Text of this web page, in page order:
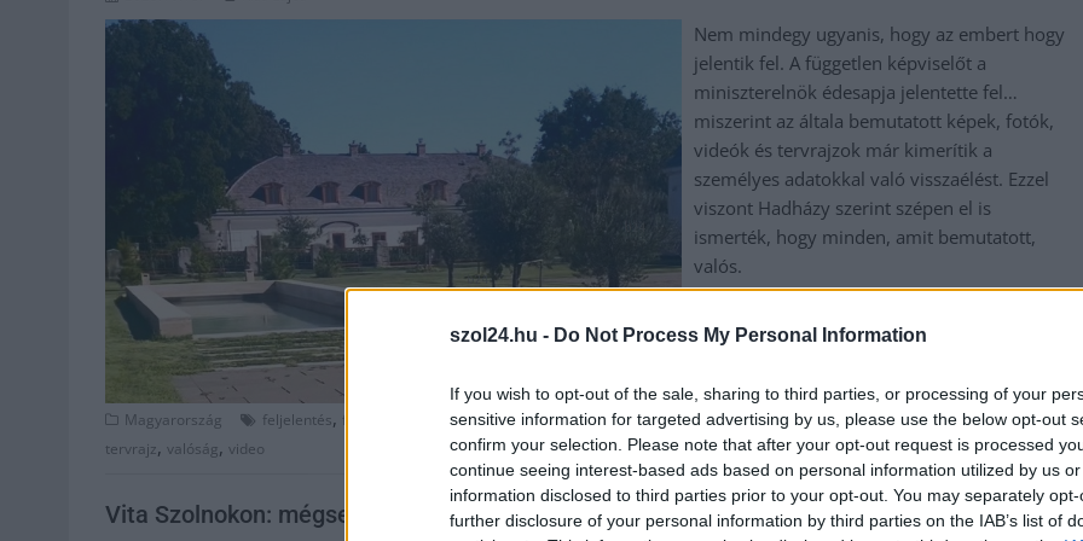
szol24.hu - Do Not Process My Personal Information
If you wish to opt-out of the sale, sharing to third parties, or processing of your
sensitive information for targeted advertising by us, please use the below opt-out
confirm your selection. Please note that after your opt-out request is processed
continue seeing interest-based ads based on personal information utilized by us
information disclosed to third parties prior to your opt-out. You may separately
further disclosure of your personal information by third parties on the IAB’s list of
Nem mindegy ugyanis, hogy az embert hogy
jelentik fel. A független képviselőt a
miniszterelnök édesapja jelentette fel…
miszerint az általa bemutatott képek, fotók,
videók és tervrajzok már kimerítik a
személyes adatokkal való visszaélést. Ezzel
viszont Hadházy szerint szépen el is
ismerték, hogy minden, amit bemutatott,
valós.
Magyarország feljelentés, fotók Hadházy Ákos,hatvanpuszta,luxus, miniszterelnök,Orbán Győző, politikus ,személyes adat,
tervrajz, valóság, video
Vita Szolnokon: mégsem álhír a gyerekeket leszólító, gyermekrablós rémtörténet?